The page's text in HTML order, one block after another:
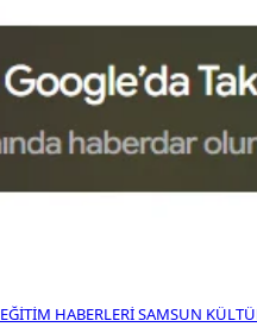
EĞITIM HABERLERISAMSUN